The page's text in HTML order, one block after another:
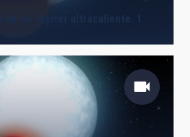
de un Júpiter ultracaliente. 1